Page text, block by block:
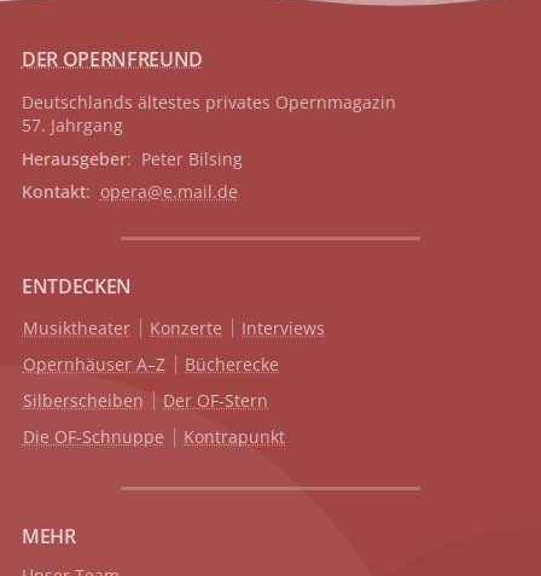
DER OPERNFREUND
Deutschlands ältestes privates Opernmagazin
57. Jahrgang
Herausgeber: Peter Bilsing
Kontakt: opera@e.mail.de
ENTDECKEN
Musiktheater Konzerte
Interviews
Opernhäuser A–Z
Bücherecke
Silberscheiben
Der OF-Stern
Die OF-Schnuppe
Kontrapunkt
MEHR